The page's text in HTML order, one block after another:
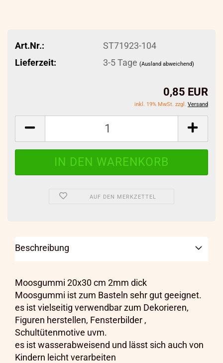
Art.Nr.:
ST71923-104
Lieferzeit:
3-5 Tage (Ausland abweichend)
0,85 EUR
inkl. 19% MwSt. zzgl. Versand
AUF DEN MERKZETTEL
Beschreibung
Moosgummi 20x30 cm 2mm dick
Moosgummi ist zum Basteln sehr gut geeignet.
es ist vielseitig verwendbar zum Dekorieren,
Figuren herstellen, Fensterbilder ,
Schultütenmotive uvm.
es ist wasserabweisend und lässt sich auch von
Kindern leicht verarbeiten